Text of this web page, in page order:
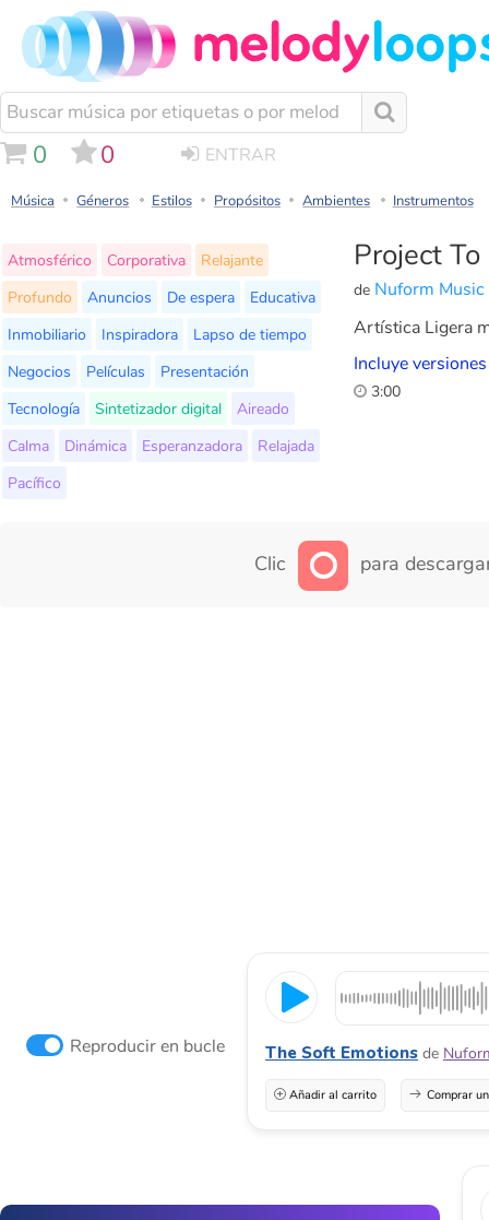
0 0 ENTRAR
Música Géneros Estilos Propósitos Ambientes Instrumentos
Project
de Nuform Music
Atmosférico Corporativa
Relajante
Profundo
Anuncios De espera
Educativa
Inmobiliario
Inspiradora
Lapso de tiempo
Negocios
Películas
Presentación
Tecnología
Sintetizador digital
Aireado
Calma
Dinámica Esperanzadora
Relajada
Pacífico
Artística Ligera
Incluye
3:00
Clic para
Reproducir en bucle The Soft Emotions de
Añadir al carrito Comprar